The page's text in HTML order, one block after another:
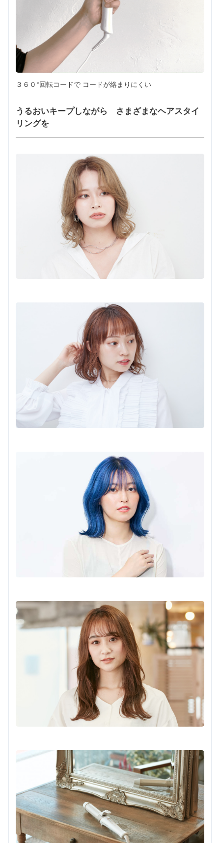
３６０°回転コードで コードが絡まりにくい
うるおいキープしながら さまざまなヘアスタイ
リングを